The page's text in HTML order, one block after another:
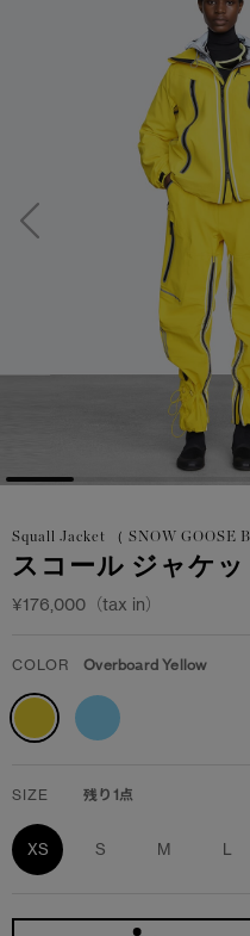
スプリングコレ
FW26コレクショ
サマー 26 コレク
サマー 26 コレ
日本限定モデル
スノーグース
メイドインジャ
アウターウェア
アパレル
アクセサリー
コレクション
FW26コレクショ
サマー 26 コレク
サマー 26 コレ
日本限定モデル
スノーグース
メイドインジャ
アウターウェア
アパレル
アクセサリー
コレクション
ユース（6＋歳)
コレクション
CANADA
ウェアの下取
品の価値を受け
アーカイブの
Squall Jacket （ SNOW GOOSE
スコール ジャケッ
¥176,000（tax in）
COLOR Overboard Yellow
SIZE 残り1点
XS S M L